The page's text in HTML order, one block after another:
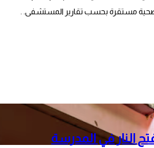
النار في المدرسة